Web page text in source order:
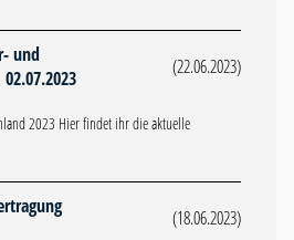
und
(22.06.2023)
2023 Hier findet ihr die aktuelle
(18.06.2023)